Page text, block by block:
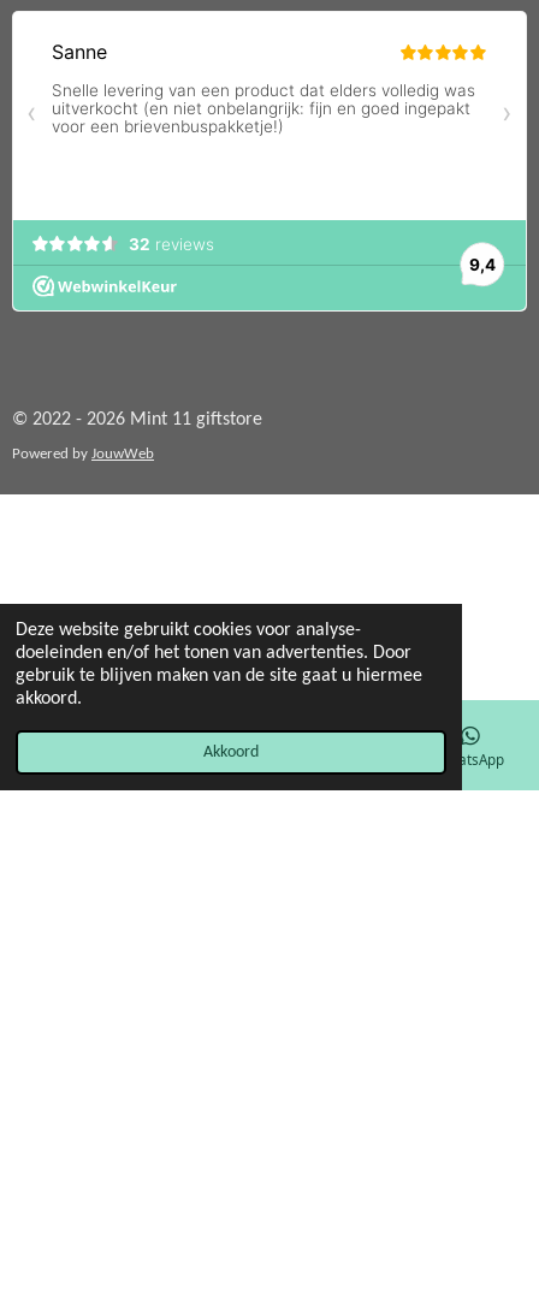
Deze website gebruikt cookies voor analyse-
doeleinden en/of het tonen van advertenties. Door
gebruik te blijven maken van de site gaat u hiermee
akkoord.
Akkoord
© 2022 - 2026 Mint 11 giftstore
Powered by JouwWeb
WhatsApp